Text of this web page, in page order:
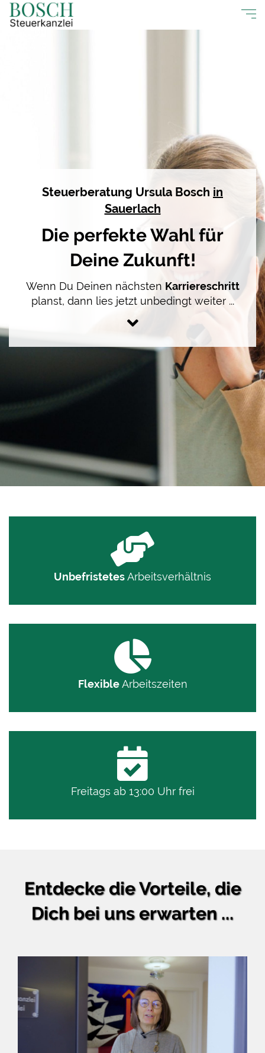
Steuerberatung Ursula Bosch in
Sauerlach
Die perfekte Wahl für
Deine Zukunft!
Wenn Du Deinen nächsten Karriereschritt
planst, dann lies jetzt unbedingt weiter ...
UnbefristetesArbeitsverhältnis
FlexibleArbeitszeiten
Freitags ab 13:00 Uhr frei
Entdecke die Vorteile, die
Dich bei uns erwarten ...